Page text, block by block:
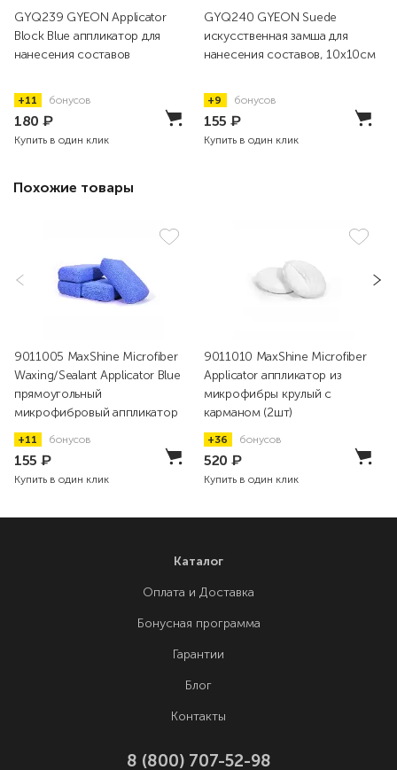
GYQ239 GYEON Applicator
Block Blue аппликатор для
нанесения составов
+11 бонусов
180 ₽
Купить в один клик
GYQ240 GYEON Suede
искусственная замша для
нанесения составов, 10x10см
+9 бонусов
155 ₽
Купить в один клик
Похожие товары
9011005 MaxShine Microfiber
Waxing/Sealant Applicator Blue
прямоугольный
микрофибровый аппликатор
+11 бонусов
155 ₽
Купить в один клик
9011010 MaxShine Microfiber
Applicator аппликатор из
микрофибры крулый с
карманом (2шт)
+36 бонусов
520 ₽
Купить в один клик
Каталог
Оплата и Доставка
Бонусная программа
Гарантии
Блог
Контакты
8 (800) 707-52-98